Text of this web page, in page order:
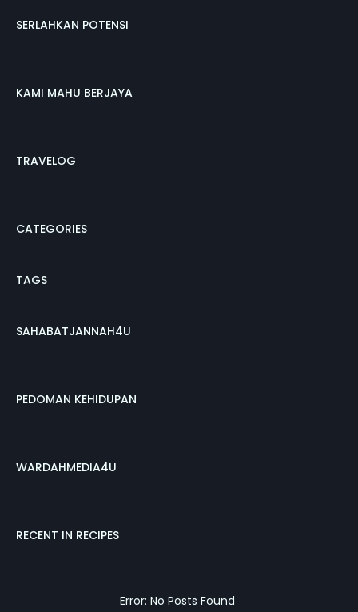
SERLAHKAN POTENSI
KAMI MAHU BERJAYA
TRAVELOG
CATEGORIES
TAGS
SAHABATJANNAH4U
PEDOMAN KEHIDUPAN
WARDAHMEDIA4U
RECENT IN RECIPES
Error: No Posts Found